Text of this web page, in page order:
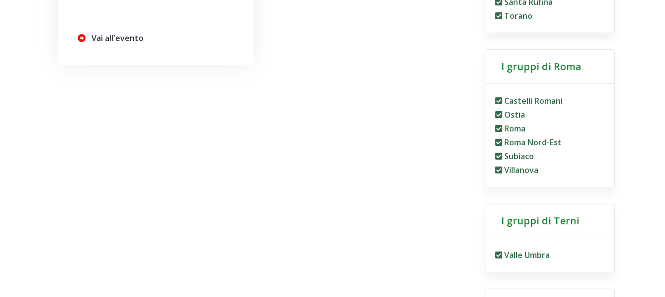
Vai all'evento
Torano
I gruppi di Roma
Castelli Romani
Ostia
Roma
Roma Nord-Est
Subiaco
Villanova
I gruppi di Terni
Valle Umbra